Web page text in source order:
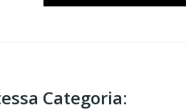
Categoria: